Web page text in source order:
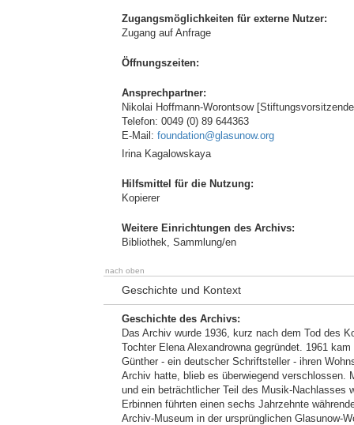
Zugangsmöglichkeiten für externe Nutzer:
Zugang auf Anfrage
Öffnungszeiten:
Ansprechpartner:
Nikolai Hoffmann-Worontsow
Telefon: 0049 (0) 89 644363
E-Mail: foundation@glasunow.org
Irina Kagalowskaya
Hilfsmittel für die Nutzung:
Kopierer
Weitere Einrichtungen des Archivs:
Bibliothek, Sammlung/en
nach oben
Geschichte und Kontext
Geschichte des Archivs:
Das Archiv wurde 1936, kurz nach dem Tod des
Tochter Elena Alexandrowna gegründet. 1961
Günther - ein deutscher Schriftsteller - ihren
Archiv hatte, blieb es überwiegend verschlossen.
und ein beträchtlicher Teil des Musik-Nachlasses
Erbinnen führten einen sechs Jahrzehnte
Archiv-Museum in der ursprünglichen Glasunow-